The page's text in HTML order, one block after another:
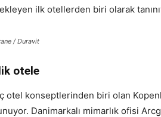
ilk otellerden biri olarak
/ Duravit
otele
otel konseptlerinden biri olan
Danimarkalı mimarlık ofisi